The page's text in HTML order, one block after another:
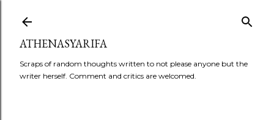
ATHENASYARIFA
Scraps of random thoughts written to not please anyone but the
writer herself. Comment and critics are welcomed.